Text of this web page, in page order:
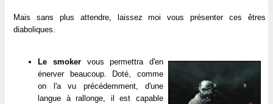
Mais sans plus attendre, laissez moi vous présenter ces êtres
diaboliques.
Le smokervous permettra d'en
énerver beaucoup. Doté, comme
on l'a vu précédemment, d'une
langue à rallonge, il est capable